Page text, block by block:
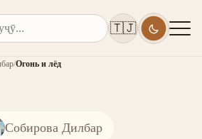
🇹🇯
/Огонь и лёд
Собирова Дилбар